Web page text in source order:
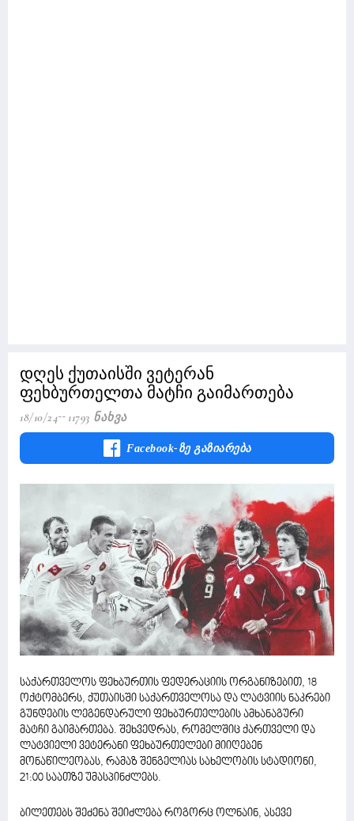
დღეს ქუთაისში ვეტერან
ფეხბურთელთა მატჩი გაიმართება
18/10/24 11793 Ნახვა
Facebook-Ზე Გაზიარება
საქართველოს ფეხბურთის ფედერაციის ორგანიზებით, 18
ოქტომბერს, ქუთაისში საქართველოსა და ლატვიის ნაკრები
გუნდების ლეგენდარული ფეხბურთელების ამხანაგური
მატჩი გაიმართება. შეხვედრას, რომელშიც ქართველი და
ლატვიელი ვეტერანი ფეხბურთელები მიიღებენ
მონაწილეობას, რამაზ შენგელიას სახელობის სტადიონი,
21:00 საათზე უმასპინძლებს.
ბილეთებს შეძენა შეიძლება როგორც ოლნაინ, ასევე